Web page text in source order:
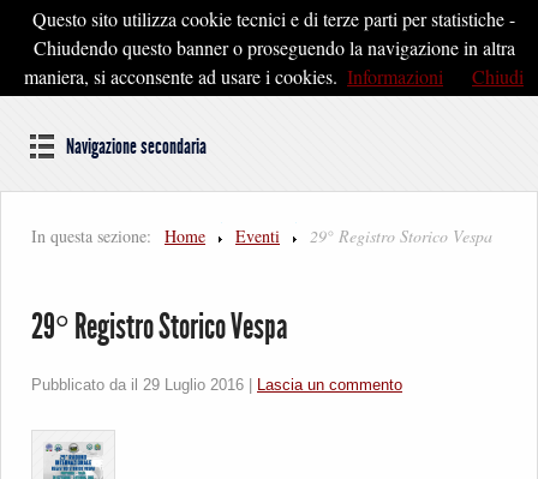
Pontedera2020
Dal cuore della Toscana un'idea di Futuro
Navigazione secondaria
In questa sezione: Home Eventi 29° Registro Storico Vespa
29° Registro Storico Vespa
Pubblicato da il 29 Luglio 2016 Lascia un commento
Questo sito utilizza cookie tecnici e di terze parti per statistiche -
Chiudendo questo banner o proseguendo la navigazione in altra
maniera, si acconsente ad usare i cookies. Informazioni Chiudi